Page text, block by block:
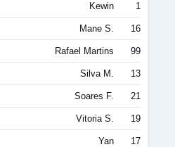
Kewin 1
Mane S. 16
Rafael Martins 99
Silva M. 13
Soares F. 21
Vitoria S. 19
Yan 17